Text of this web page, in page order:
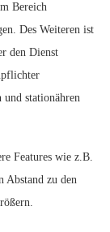
Bereich
Des Weiteren ist
den Dienst
stationähren
Features wie z.B.
Abstand zu den